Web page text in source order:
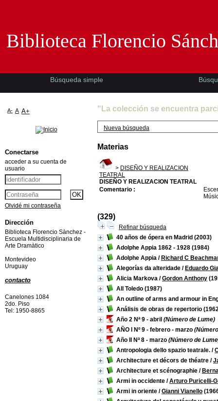
"La colección se encuentra
Nueva búsqueda
Materias
> DISEÑO Y REALIZACION
TEATRAL
DISEÑO Y REALIZACION TEATRAL
Comentario :
(329)
Refinar búsqueda
40 años de ópera en Madrid (2003)
Adolphe Appia 1862 - 1928 (1984)
Adolphe Appia / Richard C
Alegorías da alteridade / Eduardo
Alicia Markova /Gordon Anthony
All Toledo (1987)
An outline of arms and armour in
Análisis de obras de repertorio
Año 2 Nª 9 - abril (Número de Lume)
AÑO I Nº 9 - febrero - marzo
Año II Nª 8 - marzo (Número de
Antropologia dello spazio teatrale. /
Architecture et décors de théatre /
Architecture et scénographie /
Armi in occidente /Arturo Puricelli-
Armi in oriente /Gianni Vianello
Biblioteca Florencio
Búsqueda simple
A- A A+
Conectarse
acceder a su cuenta de
usuario
Olvidé mi contraseña
Dirección
Biblioteca Florencio Sànchez -
Escuela Multidisciplinaria de
Arte Dramàtico
Montevideo
Uruguay
contacto
Canelones 1084
2do. Piso
Tel: 1950-8865